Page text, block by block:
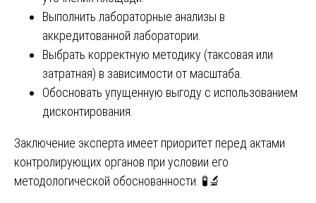
Выполнить лабораторные анализы в
аккредитованной лаборатории.
Выбрать корректную методику (таксовая или
затратная) в зависимости от масштаба.
Обосновать упущенную выгоду с использованием
дисконтирования.
Заключение эксперта имеет приоритет перед актами
контролирующих органов при условии его
методологической обоснованности. 🧪🔬